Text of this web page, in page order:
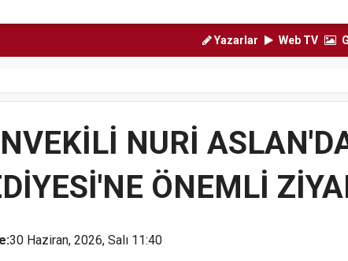
Yazarlar Web TV
NURİ
ÖNEMLİ
30 Haziran, 2026, Salı 11:40